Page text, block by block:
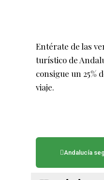
Entérate de las
turístico de
consigue un 25%
viaje.
Andalucía